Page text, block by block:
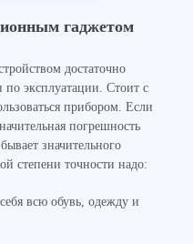
гаджетом
достаточно
эксплуатации. Стоит с
прибором. Если
погрешность
значительного
степени точности надо:
всю обувь, одежду и